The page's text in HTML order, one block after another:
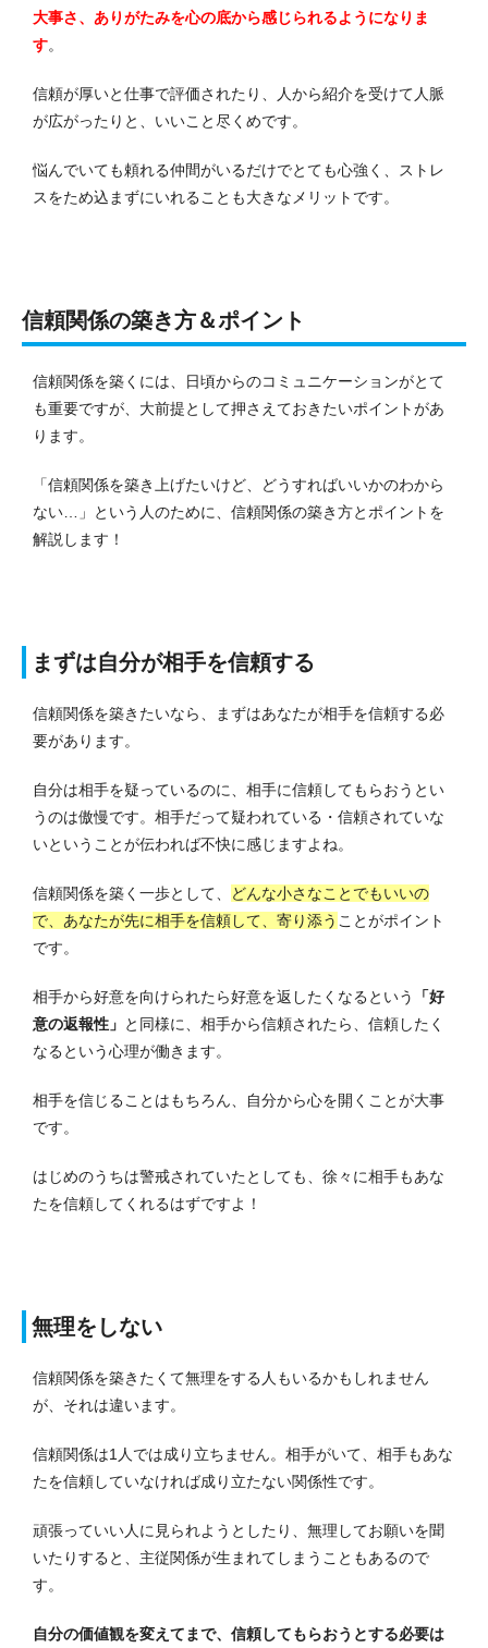
大事さ、ありがたみを心の底から感じられるようになりま
す。
信頼が厚いと仕事で評価されたり、人から紹介を受けて人脈
が広がったりと、いいこと尽くめです。
悩んでいても頼れる仲間がいるだけでとても心強く、ストレ
スをため込まずにいれることも大きなメリットです。
信頼関係の築き方＆ポイント
信頼関係を築くには、日頃からのコミュニケーションがとて
も重要ですが、大前提として押さえておきたいポイントがあ
ります。
「信頼関係を築き上げたいけど、どうすればいいかのわから
ない…」という人のために、信頼関係の築き方とポイントを
解説します！
まずは自分が相手を信頼する
信頼関係を築きたいなら、まずはあなたが相手を信頼する必
要があります。
自分は相手を疑っているのに、相手に信頼してもらおうとい
うのは傲慢です。 相手だって疑われている・信頼されていな
いということが伝われば不快に感じますよね。
信頼関係を築く一歩として、
どんな小さなことでもいいの
で、あなたが先に相手を信頼して、寄り添う ことがポイント
です。
相手から好意を向けられたら好意を返したくなるという
「好
意の返報性」 と同様に、相手から信頼されたら、信頼したく
なるという心理が働きます。
相手を信じることはもちろん、自分から心を開くことが大事
です。
はじめのうちは警戒されていたとしても、徐々に相手もあな
たを信頼してくれるはずですよ！
無理をしない
信頼関係を築きたくて無理をする人もいるかもしれません
が、それは違います。
信頼関係は1人では成り立ちません。 相手がいて、相手もあな
たを信頼していなければ成り立たない関係性です。
頑張っていい人に見られようとしたり、無理してお願いを聞
いたりすると、主従関係が生まれてしまうこともあるので
す。
自分の価値観を変えてまで、信頼してもらおうとする必要は